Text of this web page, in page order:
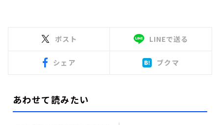
ポスト LINEで送る
シェア ブクマ
あわせて読みたい